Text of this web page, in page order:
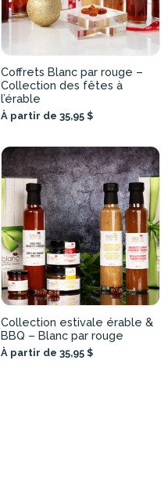
Coffrets Blanc par rouge –
Collection des fêtes à
l’érable
À partir de 35,95 $
Collection estivale érable &
BBQ – Blanc par rouge
À partir de 35,95 $